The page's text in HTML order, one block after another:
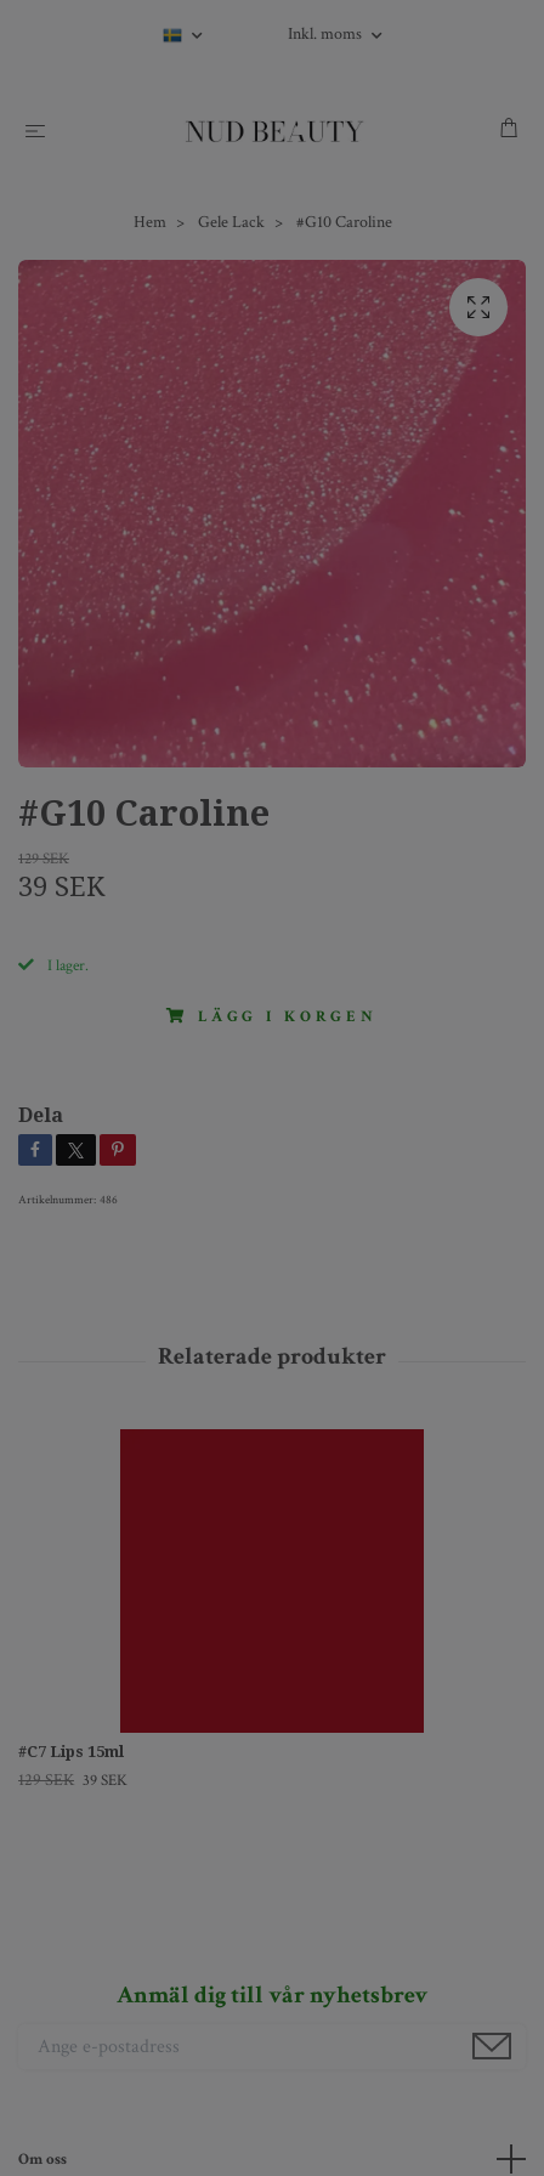
Inkl. moms
Hem Gele Lack #G10 Caroline
#G10 Caroline
129 SEK
39 SEK
I lager.
LÄGG I KORGEN
Dela
Artikelnummer: 486
#C7 Lips 15ml
129 SEK 39 SEK
Anmäl dig till vår nyhetsbrev
Om oss